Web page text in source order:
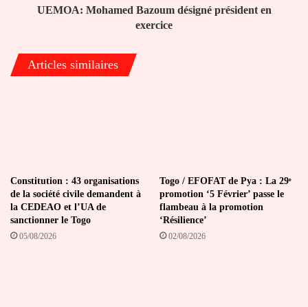
UEMOA: Mohamed Bazoum désigné président en
exercice
Articles similaires
Constitution : 43 organisations
de la société civile demandent à
la CEDEAO et l’UA de
sanctionner le Togo
05/08/2026
Togo / EFOFAT de Pya : La 29ᵉ
promotion ‘5 Février’ passe le
flambeau à la promotion
‘Résilience’
02/08/2026